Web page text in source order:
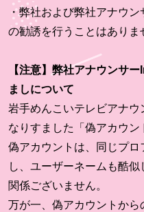
・弊社および弊社アナウ
の勧誘を行うことはありま
【注意】弊社アナウンサ
ましについて
岩手めんこいテレビアナウ
なりすました「偽アカウン
偽アカウントは、同じプロ
し、ユーザーネームも酷
関係ございません。
万が一、偽アカウントか